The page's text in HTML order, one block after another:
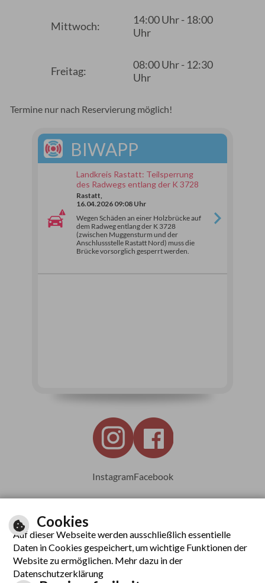
Mittwoch:
14:00 Uhr - 18:00
Uhr
Freitag:
08:00 Uhr - 12:30
Uhr
Termine nur nach Reservierung möglich!
BIWAPP
Landkreis Rastatt: Teilsperrung
des Radwegs entlang der K 3728
Rastatt,
16.04.2026 09:08 Uhr
Wegen Schäden an einer Holzbrücke auf
dem Radweg entlang der K 3728
(zwischen Muggensturm und der
Anschlussstelle Rastatt Nord) muss die
Brücke vorsorglich gesperrt werden.
InstagramFacebook
Leichte Sprache
Cookies
Auf dieser Webseite werden ausschließlich essentielle
Daten in Cookies gespeichert, um wichtige Funktionen der
Website zu ermöglichen. Mehr dazu in der
Datenschutzerklärung